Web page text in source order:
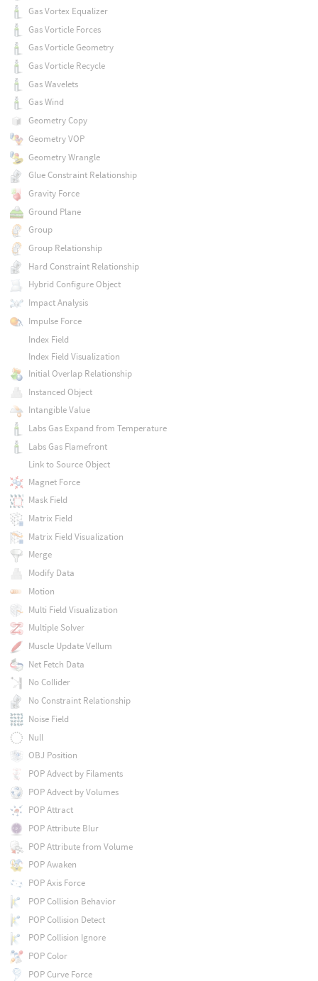
Gas Vortex Equalizer
Gas Vorticle Forces
Gas Vorticle Geometry
Gas Vorticle Recycle
Gas Wavelets
Gas Wind
Geometry Copy
Geometry VOP
Geometry Wrangle
Glue Constraint Relationship
Gravity Force
Ground Plane
Group
Group Relationship
Hard Constraint Relationship
Hybrid Configure Object
Impact Analysis
Impulse Force
Index Field
Index Field Visualization
Initial Overlap Relationship
Instanced Object
Intangible Value
Labs Gas Expand from Temperature
Labs Gas Flamefront
Link to Source Object
Magnet Force
Mask Field
Matrix Field
Matrix Field Visualization
Merge
Modify Data
Motion
Multi Field Visualization
Multiple Solver
Muscle Update Vellum
Net Fetch Data
No Collider
No Constraint Relationship
Noise Field
Null
OBJ Position
POP Advect by Filaments
POP Advect by Volumes
POP Attract
POP Attribute Blur
POP Attribute from Volume
POP Awaken
POP Axis Force
POP Collision Behavior
POP Collision Detect
POP Collision Ignore
POP Color
POP Curve Force